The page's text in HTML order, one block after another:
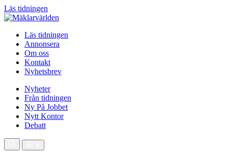
Läs tidningen
Läs tidningen
Annonsera
Om oss
Kontakt
Nyhetsbrev
Nyheter
Från tidningen
Ny På Jobbet
Nytt Kontor
Debatt